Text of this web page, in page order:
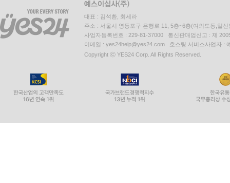
대표 : 김석환, 최세라
주소 : 서울시 영등포구 은행로 11, 5층~6층(여의도동,일신
사업자등록번호 : 229-81-37000 통신판매업신고 : 제
이메일 : yes24help@yes24.com 호스팅 서비스사업자 :
Copyright ⓒ YES24 Corp. All Rights Reserved.